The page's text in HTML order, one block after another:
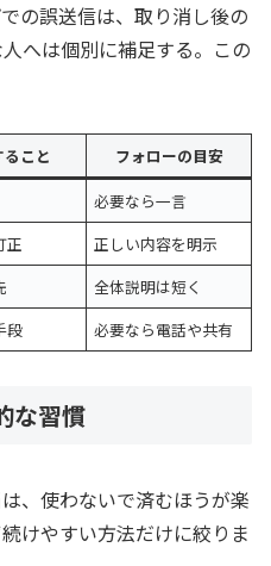
の誤送信は、取り消し後の
へは個別に補足する。この
こと
フォローの目安
必要なら一言
正
正しい内容を明示
全体説明は短く
段 必要なら電話や共有
な習慣
、使わないで済むほうが楽
けやすい方法だけに絞りま